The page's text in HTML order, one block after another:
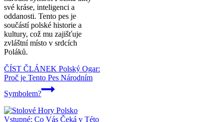
své kráse, inteligenci a
oddanosti. Tento pes je
součástí polské historie a
kultury, což mu zajišťuje
zvláštní místo v srdcích
Poláků.
ČÍST ČLÁNEK Polský Ogar:
Proč je Tento Pes Národním
Symbolem?